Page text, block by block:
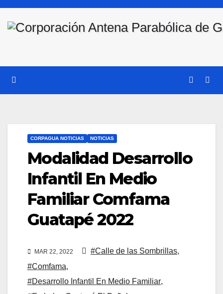
Saltar
CORPAGUA NOTICIAS NOTICIAS
Modalidad Desarrollo
Infantil En Medio
Familiar Comfama
Guatapé 2022
MAR 22, 2022 #Calle de las Sombrillas,
#Comfama,
#Desarrollo Infantil En Medio Familiar,